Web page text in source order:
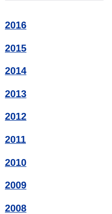
2016
2015
2014
2013
2012
2011
2010
2009
2008